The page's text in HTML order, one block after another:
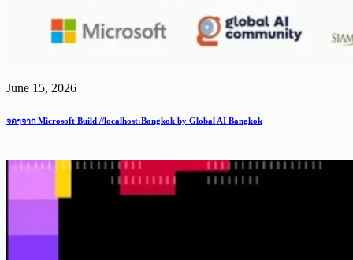
June 15, 2026
จดๆจาก Microsoft Build //localhost:Bangkok by Global AI Bangkok